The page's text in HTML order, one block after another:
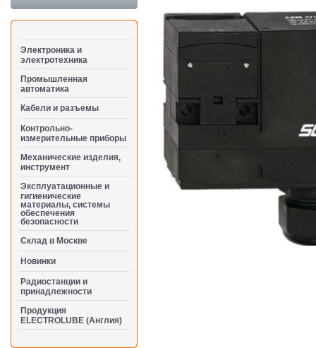
Электроника и
электротехника
Промышленная
автоматика
Кабели и разъемы
Контрольно-
измерительные приборы
Механические изделия,
инструмент
Эксплуатационные и
гигиенические
материалы, системы
обеспечения
безопасности
Cклад в Москве
Новинки
Радиостанции и
принадлежности
Продукция
ELECTROLUBE (Англия)